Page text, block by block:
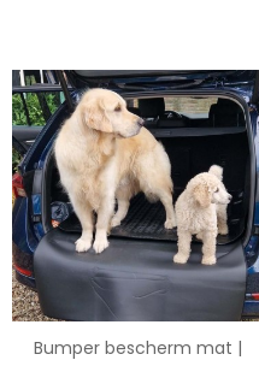
Bumper bescherm mat |